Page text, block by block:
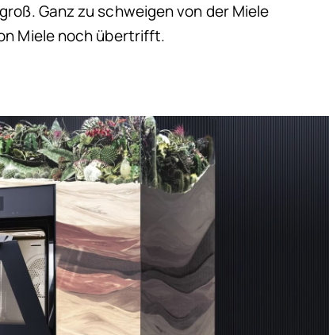
Ganz zu schweigen von der Miele
Miele noch übertrifft.